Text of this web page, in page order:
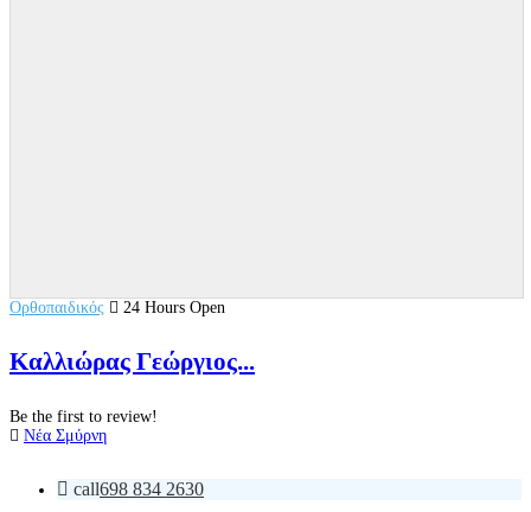
Ορθοπαιδικός 24 Hours Open
Καλλιώρας Γεώργιος...
Be the first to review!
Νέα Σμύρνη
call698 834 2630